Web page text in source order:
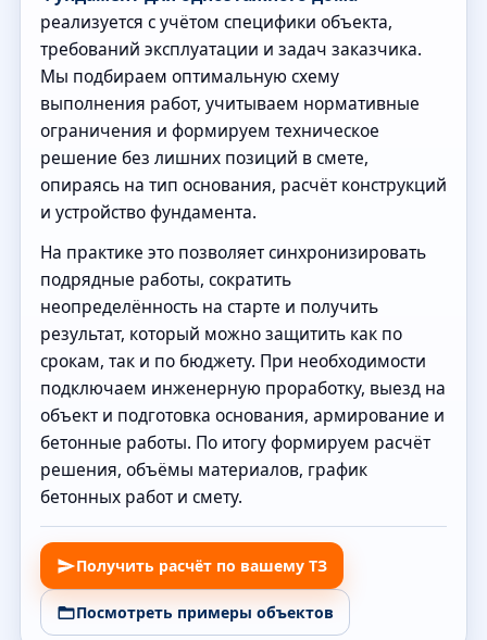
реализуется с учётом специфики объекта,
требований эксплуатации и задач заказчика.
Мы подбираем оптимальную схему
выполнения работ, учитываем нормативные
ограничения и формируем техническое
решение без лишних позиций в смете,
опираясь на тип основания, расчёт конструкций
и устройство фундамента.
На практике это позволяет синхронизировать
подрядные работы, сократить
неопределённость на старте и получить
результат, который можно защитить как по
срокам, так и по бюджету. При необходимости
подключаем инженерную проработку, выезд на
объект и подготовка основания, армирование и
бетонные работы. По итогу формируем расчёт
решения, объёмы материалов, график
бетонных работ и смету.
Получить расчёт по вашему ТЗ
Посмотреть примеры объектов